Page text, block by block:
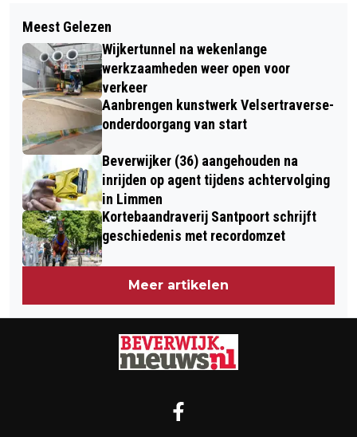
TATA STEEL: DIVIDENDBELASTING
NIET RELEVANT
KONING OPENT EEUWFEEST
STAALBEDRIJF IN DE IJMOND
Meest Gelezen
Wijkertunnel na wekenlange
werkzaamheden weer open voor
verkeer
Aanbrengen kunstwerk Velsertraverse-
onderdoorgang van start
Beverwijker (36) aangehouden na
inrijden op agent tijdens achtervolging
in Limmen
Kortebaandraverij Santpoort schrijft
geschiedenis met recordomzet
Meer artikelen